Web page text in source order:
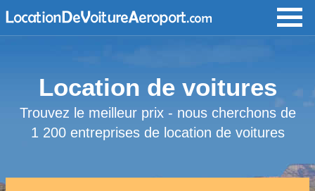
Location de voitures
Trouvez le meilleur prix - nous cherchons de
1 200 entreprises de location de voitures